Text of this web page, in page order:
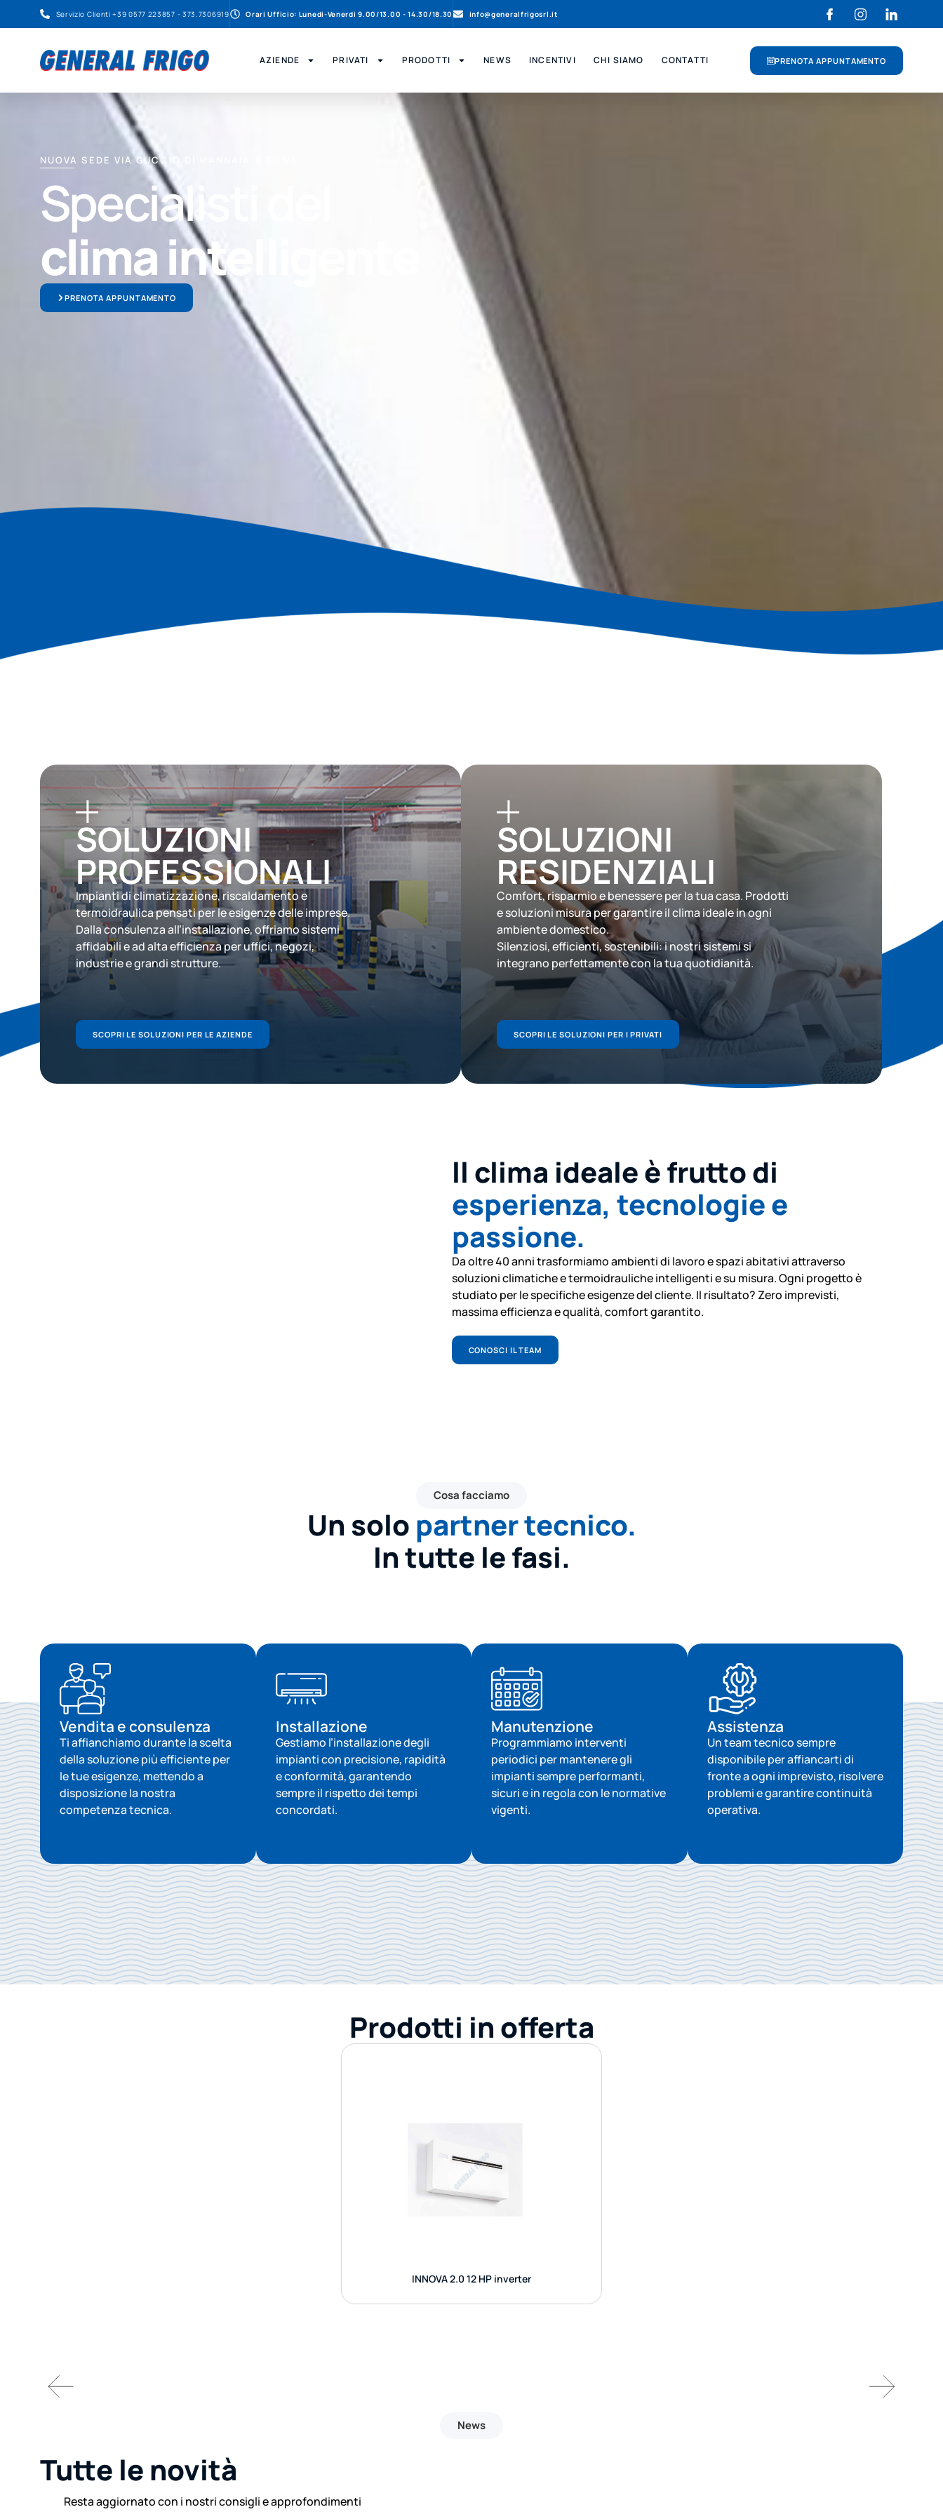
Servizio Clienti +39 0577 223857 - 373.7306919 Orari Ufficio: Lunedi-Venerdi 9.00/13.00 - 14.30/18.30 info@generalfrigosrl.it
AZIENDE PRIVATI PRODOTTI NEWS INCENTIVI CHI SIAMO CONTATTI PRENOTA APPUNTAMENTO
NUOVA SEDE VIA GUCCIO DI MANNAIA 9 SIENA
Specialisti del
clima intelligente
PRENOTA APPUNTAMENTO
SOLUZIONI
PROFESSIONALI
Impianti di climatizzazione, riscaldamento e
termoidraulica pensati per le esigenze delle imprese.
Dalla consulenza all’installazione, offriamo sistemi
affidabili e ad alta efficienza per uffici, negozi,
industrie e grandi strutture.
SCOPRI LE SOLUZIONI PER LE AZIENDE
SOLUZIONI
RESIDENZIALI
Comfort, risparmio e benessere per la tua casa. Prodotti
e soluzioni misura per garantire il clima ideale in ogni
ambiente domestico.
Silenziosi, efficienti, sostenibili: i nostri sistemi si
integrano perfettamente con la tua quotidianità.
SCOPRI LE SOLUZIONI PER I PRIVATI
ll clima ideale è frutto di
esperienza, tecnologie e
passione.
Da oltre 40 anni trasformiamo ambienti di lavoro e spazi abitativi attraverso
soluzioni climatiche e termoidrauliche intelligenti e su misura. Ogni progetto è
studiato per le specifiche esigenze del cliente. Il risultato? Zero imprevisti,
massima efficienza e qualità, comfort garantito.
CONOSCI IL TEAM
Cosa facciamo
Un solo partner tecnico.
In tutte le fasi.
Vendita e consulenza
Ti affianchiamo durante la scelta
della soluzione più efficiente per
le tue esigenze, mettendo a
disposizione la nostra
competenza tecnica.
Installazione
Gestiamo l’installazione degli
impianti con precisione, rapidità
e conformità, garantendo
sempre il rispetto dei tempi
concordati.
Manutenzione
Programmiamo interventi
periodici per mantenere gli
impianti sempre performanti,
sicuri e in regola con le normative
vigenti.
Assistenza​
Un team tecnico sempre
disponibile per affiancarti di
fronte a ogni imprevisto, risolvere
problemi e garantire continuità
operativa.
Prodotti in offerta
INNOVA 2.0 12 HP inverter
News
Tutte le novità
Resta aggiornato con i nostri consigli e approfondimenti